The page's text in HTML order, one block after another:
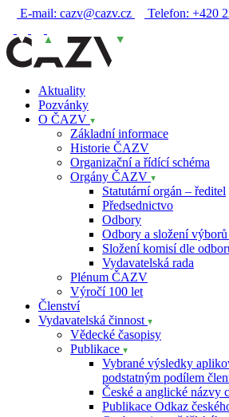
E-mail: cazv@cazv.cz Telefon: +420
Aktuality
Pozvánky
O ČAZV
Základní informace
Historie ČAZV
Organizační a řídící schéma
Orgány ČAZV
Statutární orgán – ředitel
Předsednictvo
Odbory
Odbory a složení
Složení komisí dle
Vydavatelská rada
Plénum ČAZV
Výročí 100 let
Členství
Vydavatelská činnost
Vědecké časopisy
Publikace
Vybrané výsledky
podstatným podílem
České a anglické názvy
Publikace Odkaz